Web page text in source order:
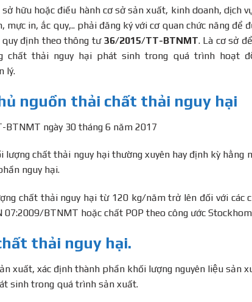
hữu hoặc điều hành cơ sở sản xuất, kinh doanh, dịch
in, ắc quy,.. phải đăng ký với cơ quan chức năng để
định theo thông tư 36/2015/TT-BTNMT. Là cơ sở
chất thải nguy hại phát sinh trong quá trình hoạt
lý.
nguồn thải chất thải nguy hại
ngày 30 tháng 6 năm 2017
chất thải nguy hại thường xuyên hay định kỳ hằng
nguy hại.
chất thải nguy hại từ 120 kg/năm trở lên đối với các
BTNMT hoặc chất POP theo công ước
thải nguy hại.
xuất, xác định thành phần khối lượng nguyên liệu sản
sinh trong quá trình sản xuất.